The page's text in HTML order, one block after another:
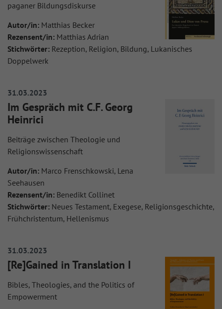
paganer Bildungsdiskurse
Autor/in: Matthias Becker
Rezensent/in: Matthias Adrian
Stichwörter: Rezeption, Religion, Bildung, Lukanisches
Doppelwerk
31.03.2023
Im Gespräch mit C.F. Georg
Heinrici
Beiträge zwischen Theologie und
Religionswissenschaft
Autor/in: Marco Frenschkowski, Lena
Seehausen
Rezensent/in: Benedikt Collinet
Stichwörter: Neues Testament, Exegese, Religionsgeschichte,
Frühchristentum, Hellenismus
31.03.2023
[Re]Gained in Translation I
Bibles, Theologies, and the Politics of
Empowerment